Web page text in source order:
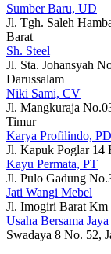
Sumber Baru, UD
Jl. Tgh. Saleh
Barat
Sh. Steel
Jl. Sta. Johansyah
Darussalam
Niki Sami, CV
Jl. Mangkuraja
Timur
Karya Profilindo, PD
Jl. Kapuk Poglar 14
Kayu Permata, PT
Jl. Pulo Gadung
Jati Wangi Mebel
Jl. Imogiri Barat Km
Usaha Bersama
Swadaya 8 No. 52,